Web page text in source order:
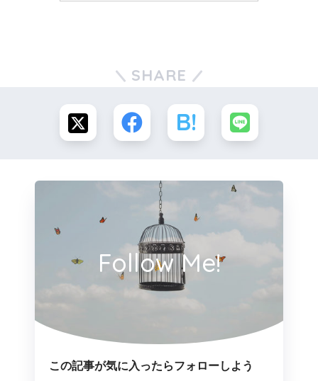
SHARE
Follow Me!
この記事が気に入ったらフォローしよう